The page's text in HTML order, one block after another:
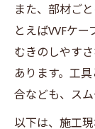
また、部材ご
とえばVVFケ
むきのしやす
あります。工
合なども、ス
以下は、施工